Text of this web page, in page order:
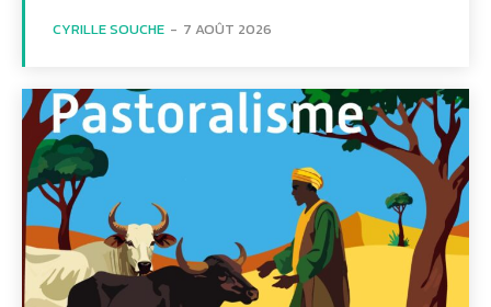
CYRILLE SOUCHE - 7 AOÛT 2026